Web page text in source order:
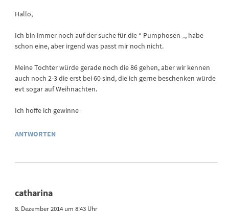
Hallo,
Ich bin immer noch auf der suche für die “ Pumphosen „, habe
schon eine, aber irgend was passt mir noch nicht.
Meine Tochter würde gerade noch die 86 gehen, aber wir kennen
auch noch 2-3 die erst bei 60 sind, die ich gerne beschenken würde
evt sogar auf Weihnachten.
Ich hoffe ich gewinne
ANTWORTEN
catharina
8. Dezember 2014 um 8:43 Uhr